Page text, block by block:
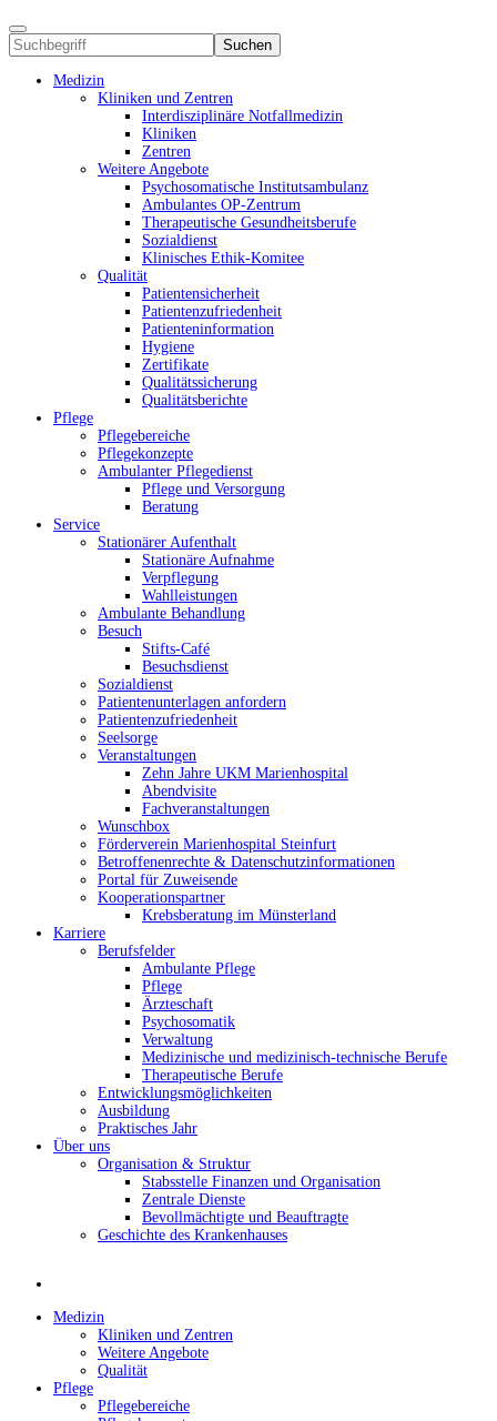
Suchen
Medizin
Kliniken und Zentren
Interdisziplinäre Notfallmedizin
Kliniken
Zentren
Weitere Angebote
Psychosomatische Institutsambulanz
Ambulantes OP-Zentrum
Therapeutische Gesundheitsberufe
Sozialdienst
Klinisches Ethik-Komitee
Qualität
Patientensicherheit
Patientenzufriedenheit
Patienteninformation
Hygiene
Zertifikate
Qualitätssicherung
Qualitätsberichte
Pflege
Pflegebereiche
Pflegekonzepte
Ambulanter Pflegedienst
Pflege und Versorgung
Beratung
Service
Stationärer Aufenthalt
Stationäre Aufnahme
Verpflegung
Wahlleistungen
Ambulante Behandlung
Besuch
Stifts-Café
Besuchsdienst
Sozialdienst
Patientenunterlagen anfordern
Patientenzufriedenheit
Seelsorge
Veranstaltungen
Zehn Jahre UKM Marienhospital
Abendvisite
Fachveranstaltungen
Wunschbox
Förderverein Marienhospital Steinfurt
Betroffenenrechte & Datenschutzinformationen
Portal für Zuweisende
Kooperationspartner
Krebsberatung im Münsterland
Karriere
Berufsfelder
Ambulante Pflege
Pflege
Ärzteschaft
Psychosomatik
Verwaltung
Medizinische und medizinisch-technische Berufe
Therapeutische Berufe
Entwicklungsmöglichkeiten
Ausbildung
Praktisches Jahr
Über uns
Organisation & Struktur
Stabsstelle Finanzen und Organisation
Zentrale Dienste
Bevollmächtigte und Beauftragte
Geschichte des Krankenhauses
Medizin
Kliniken und Zentren
Weitere Angebote
Qualität
Pflege
Pflegebereiche